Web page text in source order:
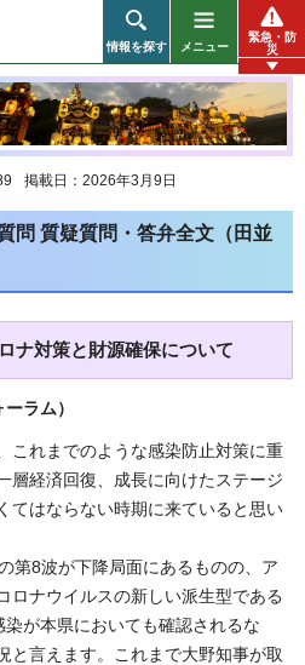
情報を探す メニュー
緊急・防
災
掲載日：2026年3月9日
問 質疑質問・答弁全文（田並
ナ対策と財源確保について
ラム）
これまでのような感染防止対策に重
層経済回復、成長に向けたステージ
てはならない時期に来ていると思い
第8波が下降局面にあるものの、ア
ロナウイルスの新しい派生型である
が本県においても確認されるな
と言えます。これまで大野知事が取